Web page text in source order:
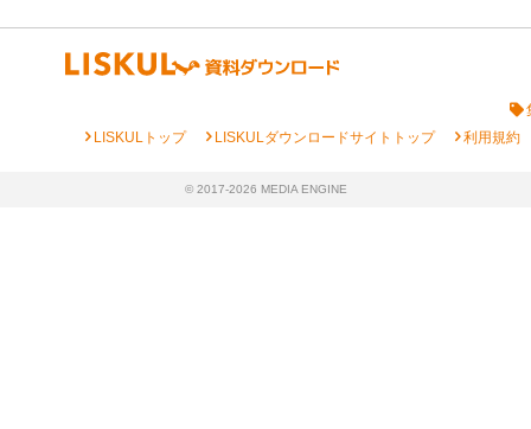
chevron_rightLISKULトップ chevron_rightLISKULダウンロードサイトトップ chevron_right利用規約
© 2017-2026 MEDIA ENGINE